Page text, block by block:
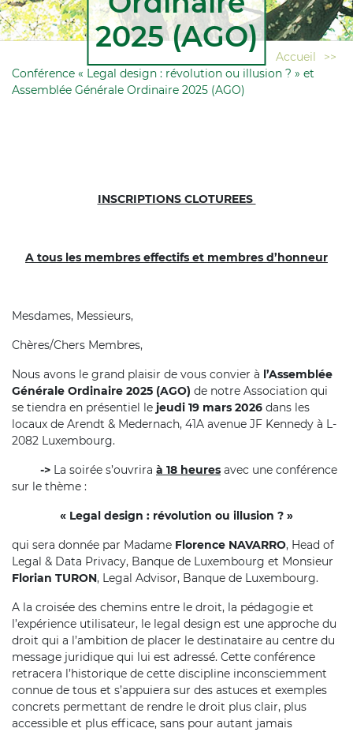
2025 (AGO)
Accueil
>>
Conférence « Legal design : révolution ou illusion ? » et
Assemblée Générale Ordinaire 2025 (AGO)
INSCRIPTIONS CLOTUREES
A tous les membres effectifs et membres d’honneur
Mesdames, Messieurs,
Chères/Chers Membres,
Nous avons le grand plaisir de vous convier à l’Assemblée
Générale Ordinaire 2025 (AGO) de notre Association qui
se tiendra en présentiel le jeudi 19 mars 2026 dans les
locaux de Arendt & Medernach, 41A avenue JF Kennedy à L-
2082 Luxembourg.
-> La soirée s’ouvrira à 18 heures avec une conférence
sur le thème :
« Legal design : révolution ou illusion ? »
qui sera donnée par Madame Florence NAVARRO, Head of
Legal & Data Privacy, Banque de Luxembourg et Monsieur
Florian TURON, Legal Advisor, Banque de Luxembourg.
A la croisée des chemins entre le droit, la pédagogie et
l’expérience utilisateur, le legal design est une approche du
droit qui a l’ambition de placer le destinataire au centre du
message juridique qui lui est adressé. Cette conférence
retracera l’historique de cette discipline inconsciemment
connue de tous et s’appuiera sur des astuces et exemples
concrets permettant de rendre le droit plus clair, plus
accessible et plus efficace, sans pour autant jamais